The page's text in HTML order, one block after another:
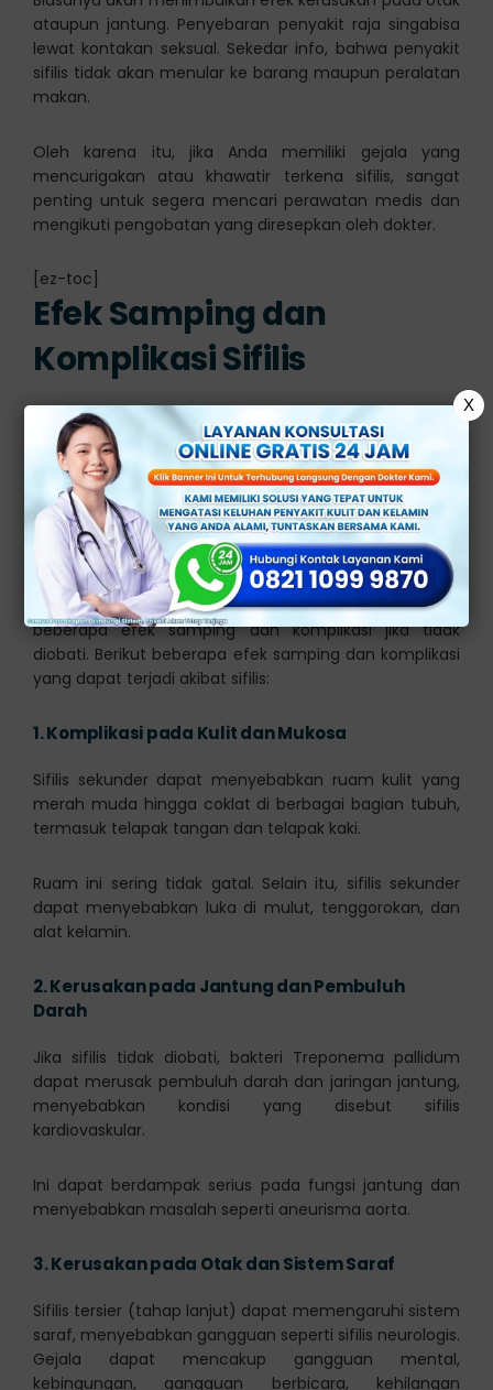
ataupun jantung. Penyebaran penyakit raja singabisa
lewat kontakan seksual. Sekedar info, bahwa penyakit
sifilis tidak akan menular ke barang maupun peralatan
makan.
Oleh karena itu, jika Anda memiliki gejala yang
mencurigakan atau khawatir terkena sifilis, sangat
penting untuk segera mencari perawatan medis dan
mengikuti pengobatan yang diresepkan oleh dokter.
[ez-toc]
Efek Samping dan
Komplikasi Sifilis
Sifilis adalah penyakit menular seksual (PMS) yang
disebabkan oleh bakteri spiroket Treponema pallidum.
Sifilis dapat menyebabkan berbagai gejala dan
komplikasi yang dapat memengaruhi berbagai organ
dalam tubuh.
Selain gejala utama yang muncul selama berbagai
tahap sifilis, infeksi ini juga dapat menyebabkan
beberapa efek samping dan komplikasi jika tidak
diobati. Berikut beberapa efek samping dan komplikasi
yang dapat terjadi akibat sifilis:
1.Komplikasi pada Kulit dan Mukosa
Sifilis sekunder dapat menyebabkan ruam kulit yang
merah muda hingga coklat di berbagai bagian tubuh,
termasuk telapak tangan dan telapak kaki.
Ruam ini sering tidak gatal. Selain itu, sifilis sekunder
dapat menyebabkan luka di mulut, tenggorokan, dan
alat kelamin.
2.Kerusakan pada Jantung dan Pembuluh
Darah
Jika sifilis tidak diobati, bakteri Treponema pallidum
dapat merusak pembuluh darah dan jaringan jantung,
menyebabkan kondisi yang disebut sifilis
kardiovaskular.
Ini dapat berdampak serius pada fungsi jantung dan
menyebabkan masalah seperti aneurisma aorta.
3.Kerusakan pada Otak dan Sistem Saraf
Sifilis tersier (tahap lanjut) dapat memengaruhi sistem
saraf, menyebabkan gangguan seperti sifilis neurologis.
Gejala dapat mencakup gangguan mental,
kebingungan, gangguan berbicara, kehilangan
X